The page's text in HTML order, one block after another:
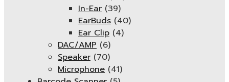
In-Ear (39)
EarBuds (40)
Ear Clip (4)
DAC/AMP (6)
Speaker (70)
Microphone (41)